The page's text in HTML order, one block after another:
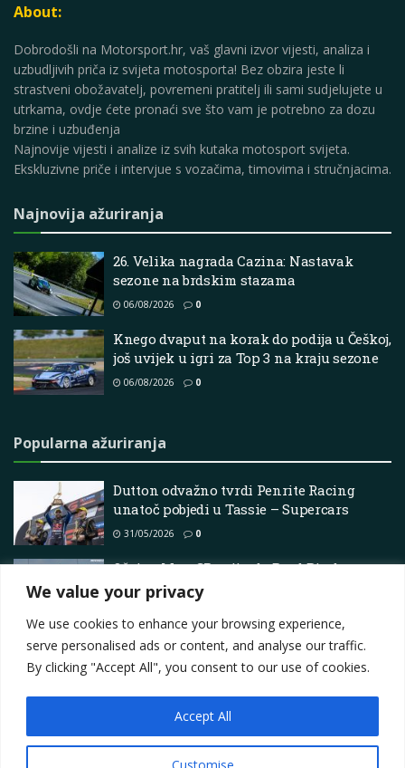
We value your privacy
We use cookies to enhance your browsing experience,
serve personalised ads or content, and analyse our traffic.
By clicking "Accept All", you consent to our use of cookies.
Customise
Accept All
About:
Dobrodošli na Motorsport.hr, vaš glavni izvor vijesti, analiza i
uzbudljivih priča iz svijeta motosporta! Bez obzira jeste li
strastveni obožavatelj, povremeni pratitelj ili sami sudjelujete u
utrkama, ovdje ćete pronaći sve što vam je potrebno za dozu
brzine i uzbuđenja
Najnovije vijesti i analize iz svih kutaka motosport svijeta.
Ekskluzivne priče i intervjue s vozačima, timovima i stručnjacima.
Najnovija ažuriranja
26. Velika nagrada Cazina: Nastavak
sezone na brdskim stazama
06/08/2026 0
Knego dvaput na korak do podija u Češkoj,
još uvijek u igri za Top 3 na kraju sezone
06/08/2026 0
Popularna ažuriranja
Dutton odvažno tvrdi Penrite Racing
unatoč pobjedi u Tassie – Supercars
31/05/2026 0
Očajna MotoGP zvijezda Brad Binder
otkriva šokantnu istinu o svom 15. mjestu
Contact
Privacy Policy
Terms Marketing i oglašavanje